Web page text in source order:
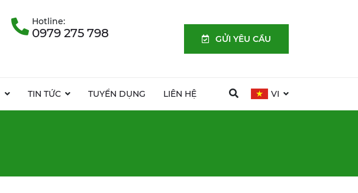
TIN TỨC TUYỂN DỤNG LIÊN HỆ VI
Hotline:
0979 275 798 GỬI YÊU CẦU